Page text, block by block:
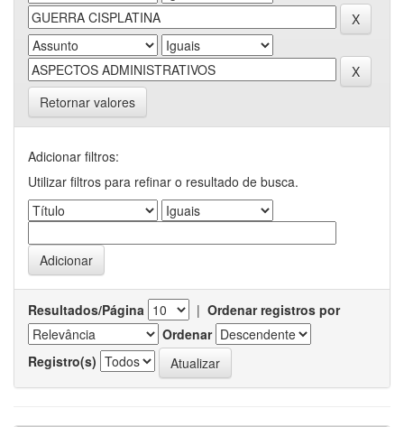
Retornar valores
Adicionar filtros:
Utilizar filtros para refinar o resultado de busca.
Resultados/Página | Ordenar registros por
Ordenar
Registro(s)